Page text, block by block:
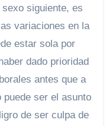
siguiente, es
variaciones en la
estar sola por
dado prioridad
antes que a
ser el asunto
de ser culpa de